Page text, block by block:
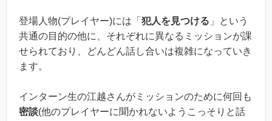
登場人物(プレイヤー)には「 犯人を見つける 」という
共通の目的の他に、それぞれに異なるミッションが課
せられており、どんどん話し合いは複雑になっていき
ます。
インターン生の江越さんがミッションのために何回も
密談(他のプレイヤーに聞かれないようこっそりと話